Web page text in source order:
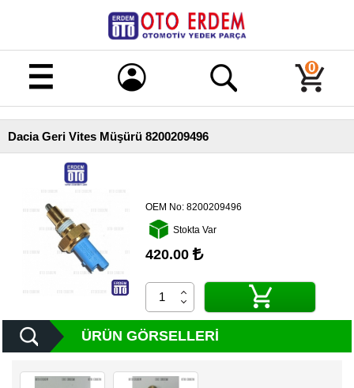
Merhaba!
Giriş
Kayıt
Ana
Sayfa
Ürünler
İletişim
Kategoriler
0
Dacia Geri Vites Müşürü 8200209496
OEM No:8200209496
Stokta Var
420.00
ÜRÜN GÖRSELLERI